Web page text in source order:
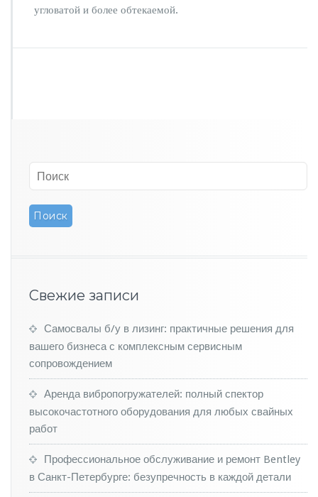
т
е
т
с
р
о
с
о
е
E
n
y
a
угловатой и более обтекаемой.
Свежие записи
Самосвалы б/у в лизинг: практичные решения для
вашего бизнеса с комплексным сервисным
сопровождением
Аренда вибропогружателей: полный спектор
высокочастотного оборудования для любых свайных
работ
Профессиональное обслуживание и ремонт Bentley
в Санкт-Петербурге: безупречность в каждой детали